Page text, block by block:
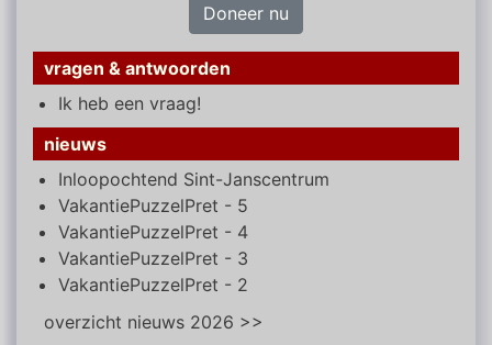
Doneer nu
vragen & antwoorden
Ik heb een vraag!
nieuws
Inloopochtend Sint-Janscentrum
VakantiePuzzelPret - 5
VakantiePuzzelPret - 4
VakantiePuzzelPret - 3
VakantiePuzzelPret - 2
overzicht nieuws 2026 >>